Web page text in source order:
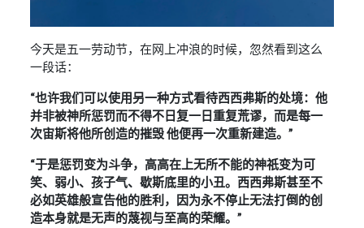
今天是五一劳动节，在网上冲浪的时候，忽然看到这么
一段话：
“也许我们可以使用另一种方式看待西西弗斯的处境：他
并非被神所惩罚而不得不日复一日重复荒谬，而是每一
次宙斯将他所创造的摧毁 他便再一次重新建造。”
“于是惩罚变为斗争，高高在上无所不能的神祇变为可
笑、弱小、孩子气、歇斯底里的小丑。西西弗斯甚至不
必如英雄般宣告他的胜利，因为永不停止无法打倒的创
造本身就是无声的蔑视与至高的荣耀。”